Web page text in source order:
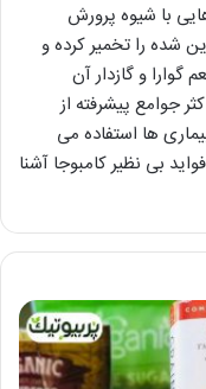
با شیوه پرورش
را تخمیر کرده و
و گازدار آن
جوامع پیشرفته از
ها استفاده می
بی نظیر کامبوجا آشنا